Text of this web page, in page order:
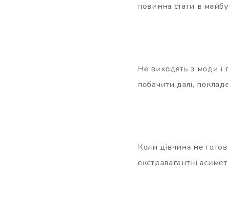
повинна стати в
Не виходять з моди і
побачити далі,
Коли дівчина не
екстравагантні